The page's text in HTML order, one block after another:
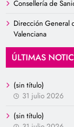
Consellería de
Dirección General
Valenciana
ÚLTIMAS
(sin título)
31 julio 2026
(sin título)